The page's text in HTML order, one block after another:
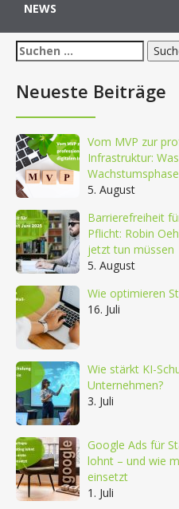
NEWS
Suchen
nach:
Neueste Beiträge
Vom MVP zur
Infrastruktur:
5. August
Barrierefreiheit
Pflicht: Robin
jetzt tun müssen
5. August
Wie optimieren
16. Juli
Wie stärkt KI-
Unternehmen?
3. Juli
Google Ads für
lohnt – und wie
einsetzt
1. Juli